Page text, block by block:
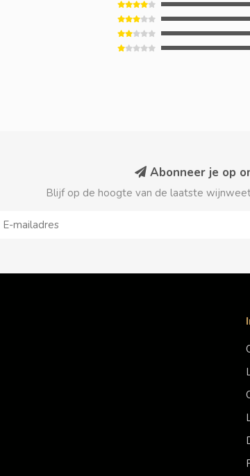
Abonneer je op
Blijf op de hoogte van de laatste